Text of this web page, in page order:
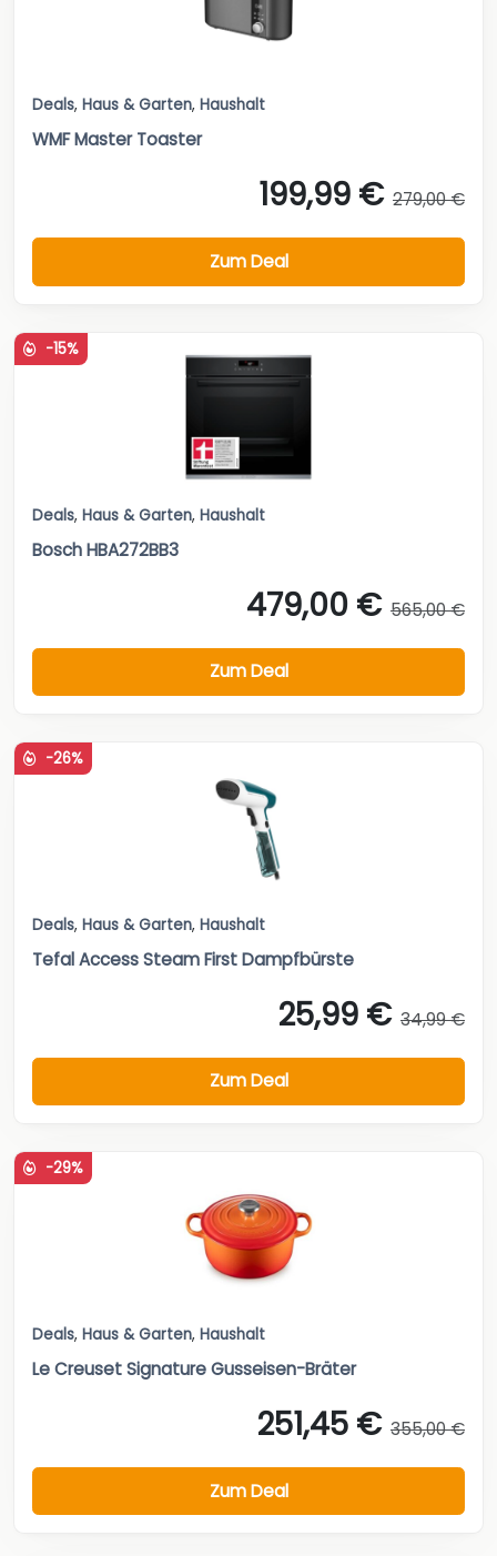
Deals, Haus & Garten, Haushalt
WMF Master Toaster
199,99 € 279,00 €
Zum Deal
-15%
Deals, Haus & Garten, Haushalt
Bosch HBA272BB3
479,00 € 565,00 €
Zum Deal
-26%
Deals, Haus & Garten, Haushalt
Tefal Access Steam First Dampfbürste
25,99 € 34,99 €
Zum Deal
-29%
Deals, Haus & Garten, Haushalt
Le Creuset Signature Gusseisen-Bräter
251,45 € 355,00 €
Zum Deal